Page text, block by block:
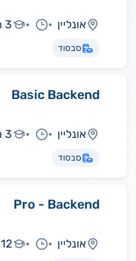
אונליין 3 חודשים
סבסוד
Basic Backend
אונליין 3 חודשים
סבסוד
Pro - Backend
אונליין 12 חודשים